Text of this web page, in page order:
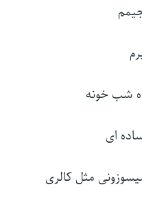
ﺷﺐ ﺧﻮﻧﻪ
ای
ﻣﺜﻞ ﻛﺎﻟﺮی